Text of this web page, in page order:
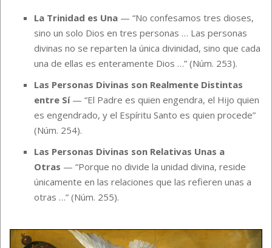
La Trinidad es Una — “No confesamos tres dioses,
sino un solo Dios en tres personas … Las personas
divinas no se reparten la única divinidad, sino que cada
una de ellas es enteramente Dios …” (Núm. 253).
Las Personas Divinas son Realmente Distintas
entre Sí — “El Padre es quien engendra, el Hijo quien
es engendrado, y el Espíritu Santo es quien procede”
(Núm. 254).
Las Personas Divinas son Relativas Unas a
Otras — “Porque no divide la unidad divina, reside
únicamente en las relaciones que las refieren unas a
otras …” (Núm. 255).